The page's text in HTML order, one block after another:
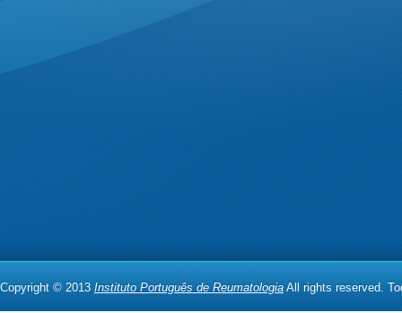
Copyright © 2013 Instituto Português de Reumatologia All rights reserved.